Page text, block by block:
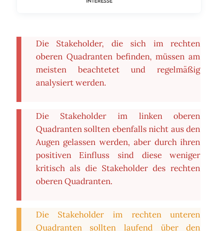
Die Stakeholder, die sich im rechten
oberen Quadranten befinden, müssen am
meisten beachtetet und regelmäßig
analysiert werden.
Die Stakeholder im linken oberen
Quadranten sollten ebenfalls nicht aus den
Augen gelassen werden, aber durch ihren
positiven Einfluss sind diese weniger
kritisch als die Stakeholder des rechten
oberen Quadranten.
Die Stakeholder im rechten unteren
Quadranten sollten laufend über den